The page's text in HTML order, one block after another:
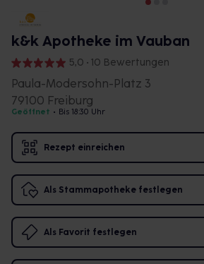
k&k Apotheke im Vauban
5,0 • 10 Bewertungen
Paula-Modersohn-Platz 3
79100 Freiburg
Geöffnet • Bis 18:30 Uhr
Rezept einreichen
Als Stammapotheke festlegen
Als Favorit festlegen